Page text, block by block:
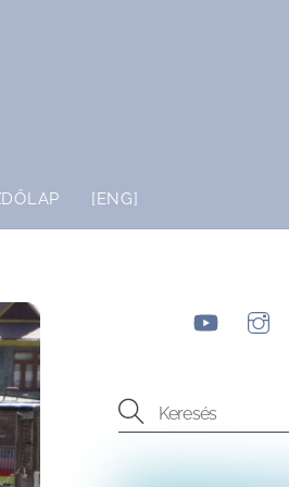
[ENG]
YouTube